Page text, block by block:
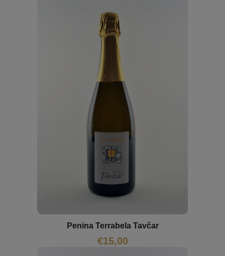
Penina Terrabela Tavčar
€15,00